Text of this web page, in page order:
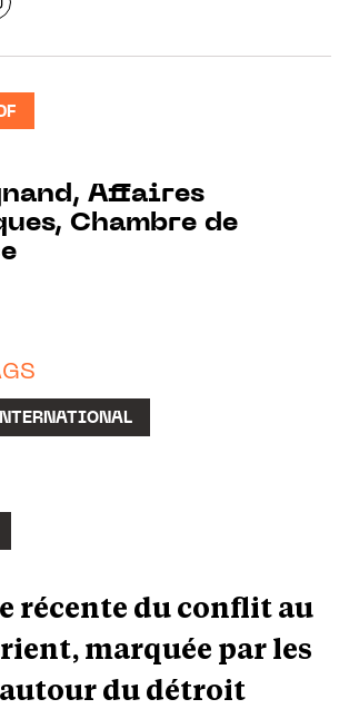
Affaires
Chambre de
récente du conflit au
marquée par les
du détroit